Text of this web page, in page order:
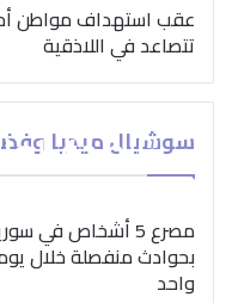
عقب استهداف مواطن
تتصاعد في اللاذقية
سوشيال ميديا
بمناسبة
“الصحة
ضرورة
لمواجهة
مصرع 5 أشخاص في
بحوادث منفصلة خلال
واحد